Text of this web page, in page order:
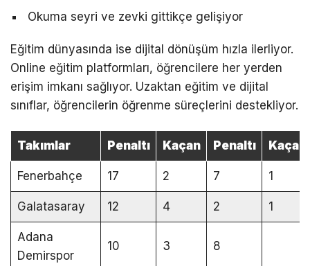
Okuma seyri ve zevki gittikçe gelişiyor
Eğitim dünyasında ise dijital dönüşüm hızla ilerliyor.
Online eğitim platformları, öğrencilere her yerden
erişim imkanı sağlıyor. Uzaktan eğitim ve dijital
sınıflar, öğrencilerin öğrenme süreçlerini destekliyor.
Takımlar Penaltı Kaçan Penaltı Kaçan
Fenerbahçe 17 2 7 1
Galatasaray 12 4 2 1
Adana
Demirspor
10 3 8